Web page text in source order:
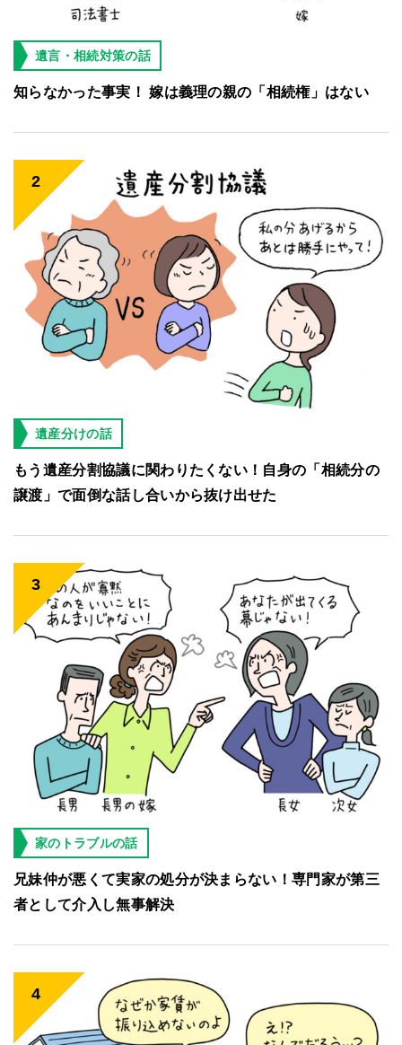
遺言・相続対策の話
知らなかった事実！ 嫁は義理の親の「相続権」はない
遺産分けの話
もう遺産分割協議に関わりたくない！自身の「相続分の
譲渡」で面倒な話し合いから抜け出せた
家のトラブルの話
兄妹仲が悪くて実家の処分が決まらない！専門家が第三
者として介入し無事解決